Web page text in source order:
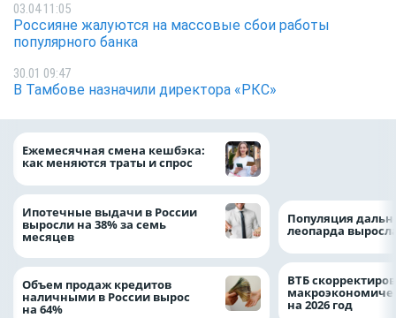
03.04 11:05
Россияне жалуются на массовые сбои работы
популярного банка
30.01 09:47
В Тамбове назначили директора «РКС»
Ежемесячная смена кешбэка:
как меняются траты и спрос
Ипотечные выдачи в России
выросли на 38% за семь
месяцев
Объем продаж кредитов
наличными в России вырос
на 64%
Популяция
леопарда
ВТБ
на 2026 год